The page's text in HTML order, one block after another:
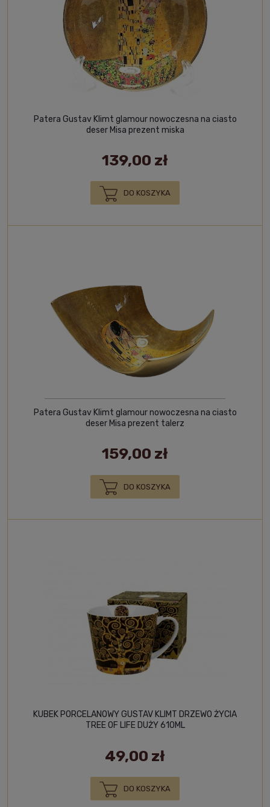
Patera Gustav Klimt glamour nowoczesna na ciasto
deser Misa prezent miska
139,00 zł
DO KOSZYKA
Patera Gustav Klimt glamour nowoczesna na ciasto
deser Misa prezent talerz
159,00 zł
DO KOSZYKA
KUBEK PORCELANOWY GUSTAV KLIMT DRZEWO ŻYCIA
TREE OF LIFE DUŻY 610ML
49,00 zł
DO KOSZYKA